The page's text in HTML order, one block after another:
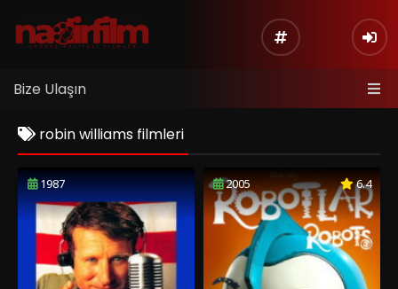
Bize Ulaşın
robin williams filmleri
1987 2005 6.4